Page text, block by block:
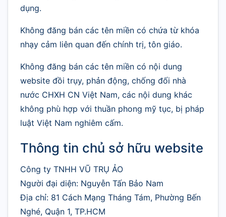
dụng.
Không đăng bán các tên miền có chứa từ khóa
nhạy cảm liên quan đến chính trị, tôn giáo.
Không đăng bán các tên miền có nội dung
website đồi trụy, phản động, chống đối nhà
nước CHXH CN Việt Nam, các nội dung khác
không phù hợp với thuần phong mỹ tục, bị pháp
luật Việt Nam nghiêm cấm.
Thông tin chủ sở hữu website
Công ty TNHH VŨ TRỤ ẢO
Người đại diện: Nguyễn Tấn Bảo Nam
Địa chỉ: 81 Cách Mạng Tháng Tám, Phường Bến
Nghé, Quận 1, TP.HCM